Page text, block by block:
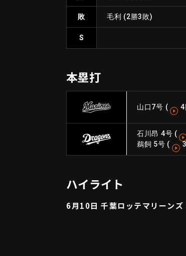
敗 毛利 (2勝3敗)
S
本塁打
山口7号 ( 4
石川昂 4号 (
鵜飼 5号 (
ハイライト
6月10日 千葉ロッテマリーン